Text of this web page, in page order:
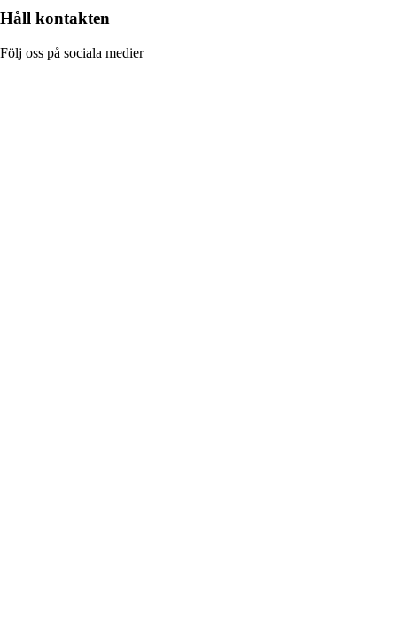
Håll kontakten
Följ oss på sociala medier